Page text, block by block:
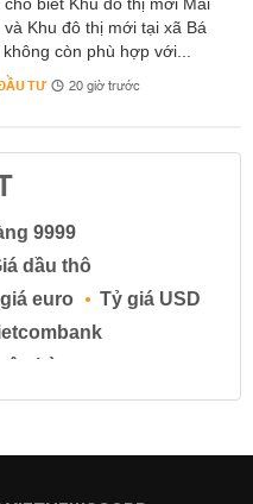
cho biết Khu đô thị mới Mái
và Khu đô thị mới tại xã Bá
không còn phù hợp với...
TƯ 20 giờ trước
9999
dầu thô
euro
Tỷ giá USD
hàng
tiền gửi